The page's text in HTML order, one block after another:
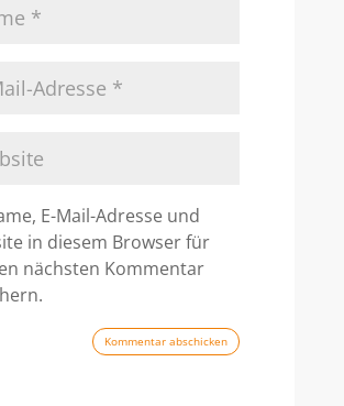
E-Mail-Adresse und
in diesem Browser für
nächsten Kommentar
Kommentar abschicken